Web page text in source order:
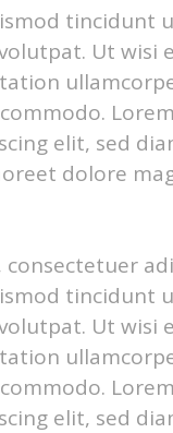
tincidunt
Ut wisi
elit, sed
dolore
tincidunt
Ut wisi
elit, sed